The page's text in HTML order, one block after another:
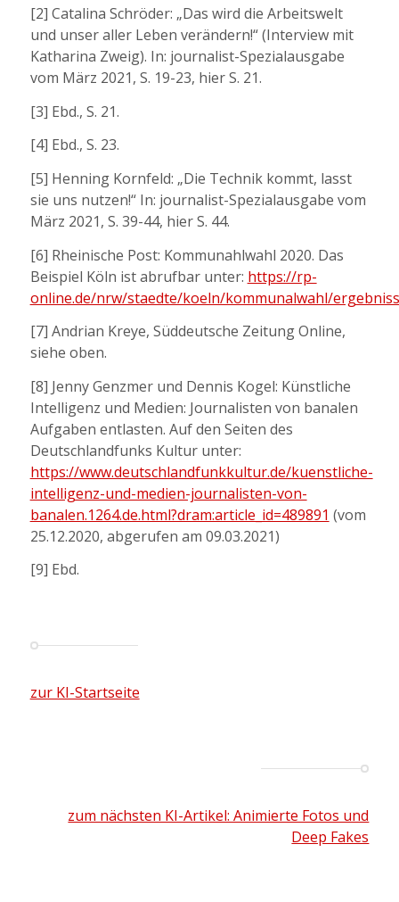
[2] Catalina Schröder: „Das wird die Arbeitswelt
und unser aller Leben verändern!“ (Interview mit
Katharina Zweig). In: journalist-Spezialausgabe
vom März 2021, S. 19-23, hier S. 21.
[3] Ebd., S. 21.
[4] Ebd., S. 23.
[5] Henning Kornfeld: „Die Technik kommt, lasst
sie uns nutzen!“ In: journalist-Spezialausgabe vom
März 2021, S. 39-44, hier S. 44.
[6] Rheinische Post: Kommunahlwahl 2020. Das
Beispiel Köln ist abrufbar unter: https://rp-
online.de/nrw/staedte/koeln/kommunalwahl/
[7] Andrian Kreye, Süddeutsche Zeitung Online,
siehe oben.
[8] Jenny Genzmer und Dennis Kogel: Künstliche
Intelligenz und Medien: Journalisten von banalen
Aufgaben entlasten. Auf den Seiten des
Deutschlandfunks Kultur unter:
https://www.deutschlandfunkkultur.de/kuenstliche-
intelligenz-und-medien-journalisten-von-
banalen.1264.de.html?dram:article_id=489891 (vom
25.12.2020, abgerufen am 09.03.2021)
[9] Ebd.
zur KI-Startseite
zum nächsten KI-Artikel: Animierte Fotos und
Deep Fakes